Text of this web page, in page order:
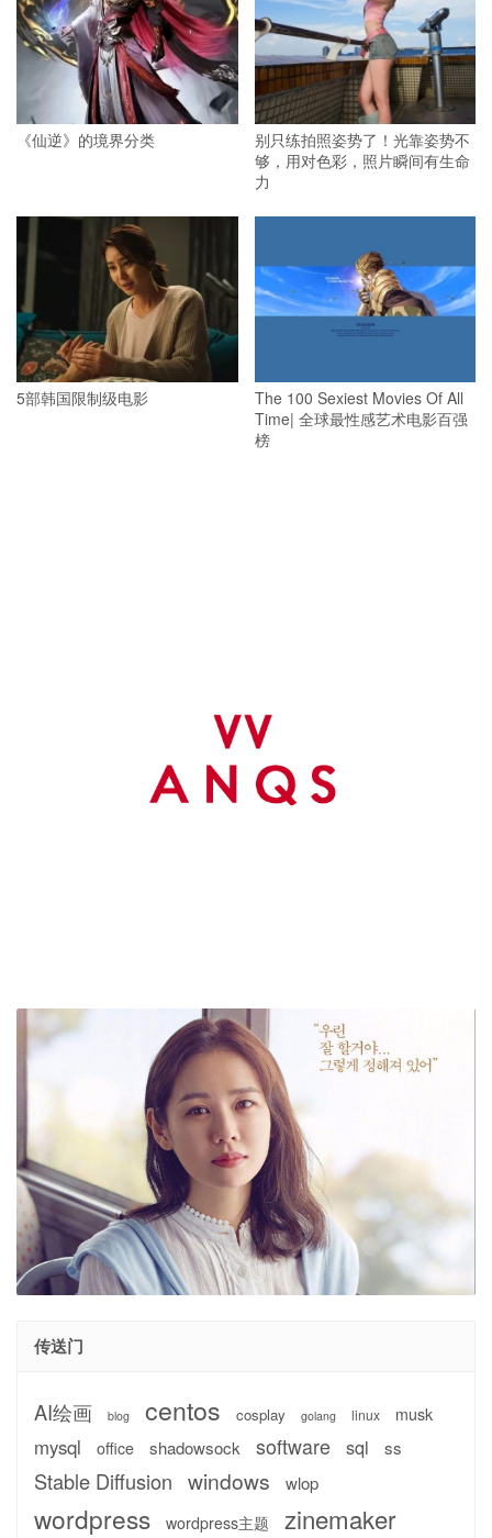
《仙逆》的境界分类
别只练拍照姿势了！光靠姿势不
够，用对色彩，照片瞬间有生命
力
5部韩国限制级电影
The 100 Sexiest Movies Of All
Time| 全球最性感艺术电影百强
榜
传送门
AI绘画 blog centos cosplay golang linux musk
mysql office shadowsock software sql ss
Stable Diffusion windows wlop
wordpress wordpress主题 zinemaker